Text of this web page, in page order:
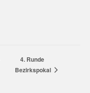
4. Runde
Bezirkspokal